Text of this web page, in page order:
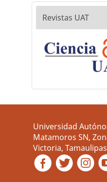
Revistas UAT
Universidad
Matamoros SN,
Victoria,